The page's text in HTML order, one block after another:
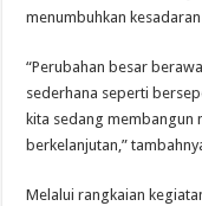
menumbuhkan
“Perubahan besar
sederhana seperti
kita sedang membangun
berkelanjutan,”
Melalui rangkaian